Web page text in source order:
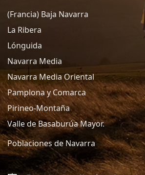
(Francia) Baja Navarra
La Ribera
Lónguida
Navarra Media
Navarra Media Oriental
Pamplona y Comarca
Pirineo-Montaña
Valle de Basaburúa Mayor.
Poblaciones de Navarra